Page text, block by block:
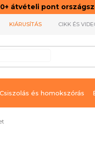
pont
KIÁRUSÍTÁS CIKK ÉS
Csiszolás és homokszórás